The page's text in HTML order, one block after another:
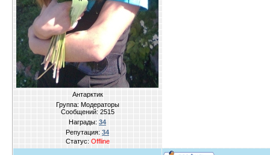
Антарктик
Группа: Модераторы
Сообщений: 2515
Награды: 34
Репутация: 34
Статус: Offline